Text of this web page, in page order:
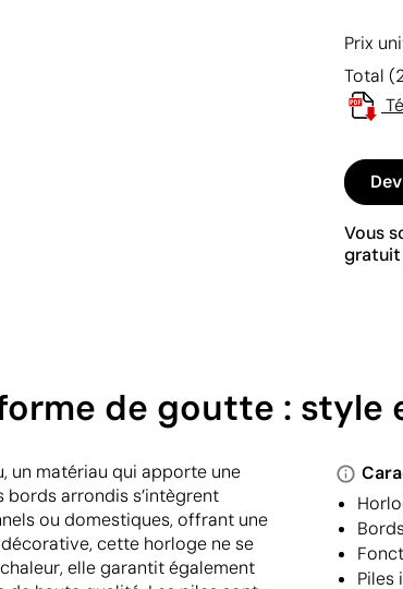
Prix
Total
Vous
gratuit
de goutte :
un matériau qui apporte une
bords arrondis s’intègrent
ou domestiques, offrant une
cette horloge ne se
elle garantit également
Piles